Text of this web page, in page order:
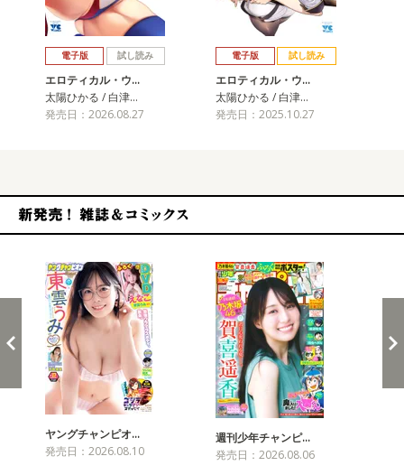
電子版 試し読み
エロティカル・ウ…
太陽ひかる / 白津…
発売日：2026.08.27
電子版 試し読み
エロティカル・ウ…
太陽ひかる / 白津…
発売日：2025.10.27
ヤングチャンピオ…
発売日：2026.08.10
週刊少年チャンピ…
発売日：2026.08.06